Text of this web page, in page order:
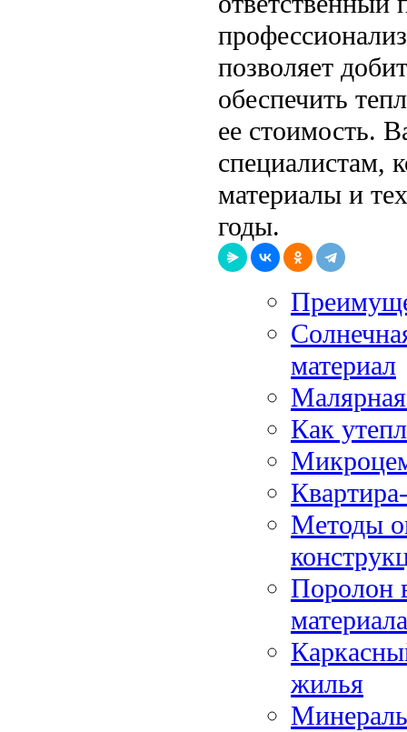
позволяет
обеспечить
ее стоимость.
специалистам,
материалы и
годы.
материал
Малярная
Как
Методы
Поролон
материала
жилья